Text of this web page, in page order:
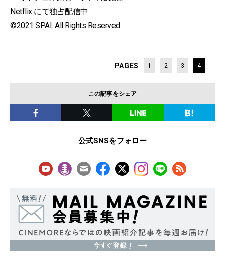
Netflix にて独占配信中
©2021 SPAI. All Rights Reserved.
PAGES 1 2 3 4
この記事をシェア
公式SNSをフォロー